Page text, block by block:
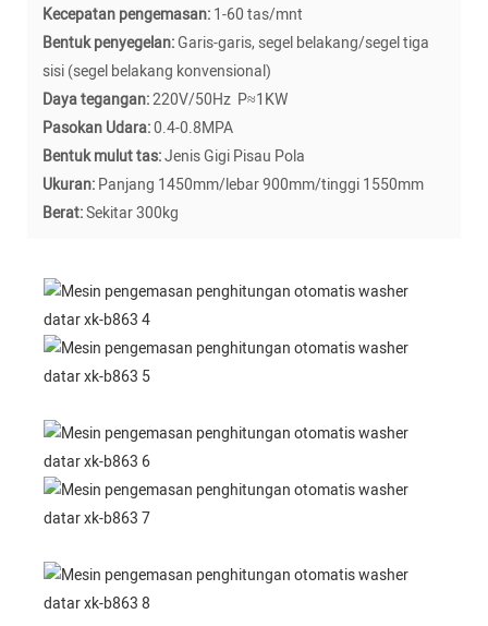
Kecepatan pengemasan:1-60 tas/mnt
Bentuk penyegelan:Garis-garis, segel belakang/segel tiga
sisi (segel belakang konvensional)
Daya tegangan:220V/50Hz P≈1KW
Pasokan Udara:0.4-0.8MPA
Bentuk mulut tas:Jenis Gigi Pisau Pola
Ukuran:Panjang 1450mm/lebar 900mm/tinggi 1550mm
Berat:Sekitar 300kg